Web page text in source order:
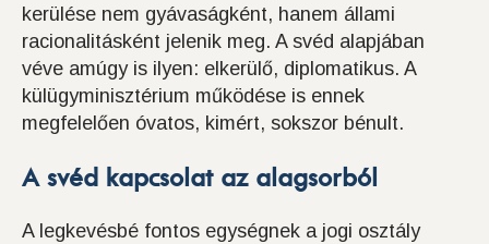
kerülése nem gyávaságként, hanem állami
racionalitásként jelenik meg. A svéd alapjában
véve amúgy is ilyen: elkerülő, diplomatikus. A
külügyminisztérium működése is ennek
megfelelően óvatos, kimért, sokszor bénult.
A svéd kapcsolat az alagsorból
A legkevésbé fontos egységnek a jogi osztály